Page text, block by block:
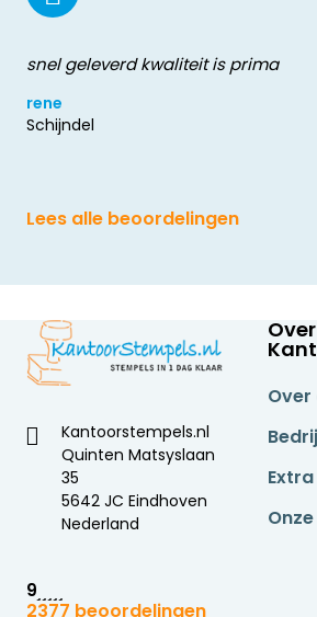
snel geleverd kwaliteit is prima
rene
Schijndel
Lees alle beoordelingen
Kantoorstempels.nl
Quinten Matsyslaan
35
5642 JC Eindhoven
Nederland
9
2377 beoordelingen
Over
Over